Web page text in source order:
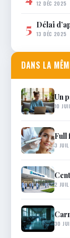
12 DÉC 2025
5 Délai
13 DÉC 2025
DANS LA
Un
10
Full
3
2
30